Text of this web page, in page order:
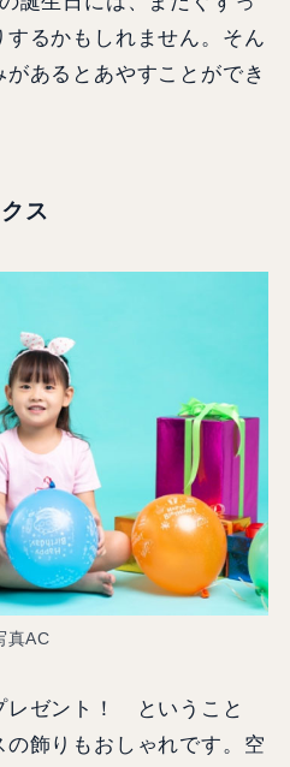
るかもしれません。そん
あるとあやすことができ
ス
真AC
ゼント！ ということ
飾りもおしゃれです。空